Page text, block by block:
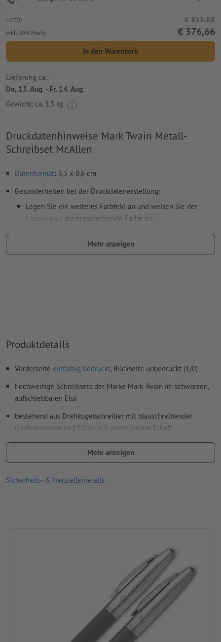
netto € 313,88
inkl. 20% MwSt. € 376,66
In den Warenkorb
Lieferung ca.:
Do, 13. Aug. - Fr, 14. Aug.
Gewicht: ca. 5,3 kg
Druckdatenhinweise Mark Twain Metall-
Schreibset McAllen
Datenformat: 3,5 x 0,6 cm
Besonderheiten bei der Druckdatenerstellung:
Legen Sie ein weiteres Farbfeld an und weisen Sie der
Lasergravur die entsprechende Farbe zu.
Benennung des Farbfelds: "Laser"
Weitere Informationen und Tipps zu
Rechtschreib- und Satzfehler
werden von uns nicht geprüft
Wie lege ich Druckdaten richtig an?
Mehr anzeigen
Produktdetails
Vorderseite einfarbig bedruckt, Rückseite unbedruckt (1/0)
hochwertige Schreibsets der Marke Mark Twain im schwarzen,
aufschiebbaren Etui
bestehend aus Drehkugelschreiber mit blauschreibender
Großraummine und Füller mit gummiertem Schaft
Größe: 7,8 x 3,7 x 19,5 cm
Material: Gummi, Metall
Hinweis: Bitte beachten Sie, dass bei Naturmaterialien die
Mehr anzeigen
Sicherheits- & Herstellerdetails